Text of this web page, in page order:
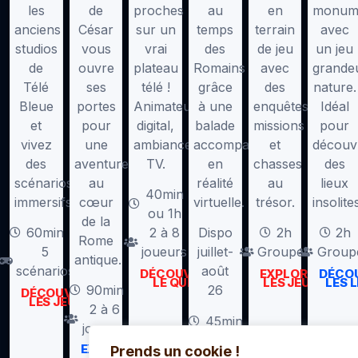
Prends un cookie !
les
anciens
studios
de
Télé
Bleue
et
vivez
des
scénarios
immersifs.
60min
5
scénarios
DÉCOUVRIR
LES JEUX
de
César
vous
ouvre
ses
portes
pour
une
aventure
au
cœur
de la
Rome
antique.
90min
2 à 6
joueurs
EXPLORER
proches
sur un
vrai
plateau
télé !
Animateur
digital,
ambiance
TV.
40min
ou 1h
2 à 8
joueurs
DÉCOUVRIR
LE QUIZ
au
temps
des
Romains
grâce
à une
balade
accompagnée
en
réalité
virtuelle.
Dispo
juillet-
août
26
45min
en
terrain
de jeu
avec
des
enquêtes,
missions
et
chasses
au
trésor.
2h
Groupes
EXPLORER
LES JEUX
avec
un jeu
nature.
Idéal
pour
des
lieux
2h
LES